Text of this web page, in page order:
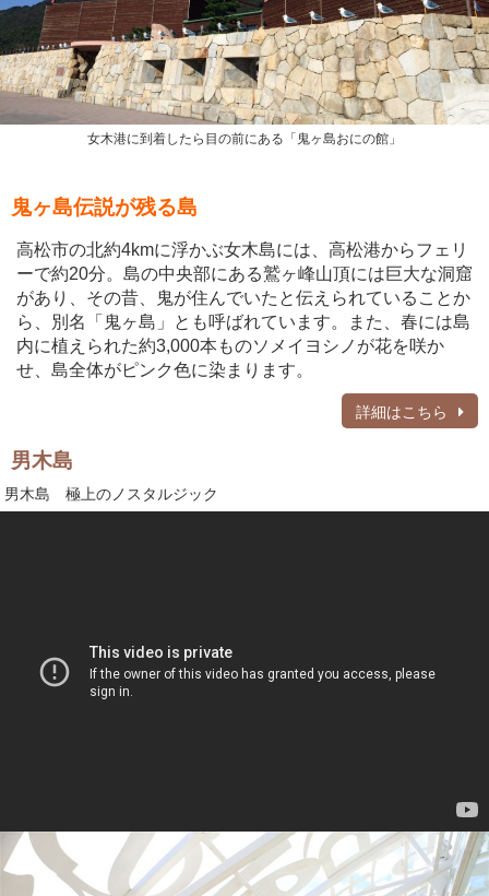
女木港に到着したら目の前にある「鬼ヶ島おにの館」
鬼ヶ島伝説が残る島
高松市の北約4kmに浮かぶ女木島には、高松港からフェリ
ーで約20分。島の中央部にある鷲ヶ峰山頂には巨大な洞窟
があり、その昔、鬼が住んでいたと伝えられていることか
ら、別名「鬼ヶ島」とも呼ばれています。また、春には島
内に植えられた約3,000本ものソメイヨシノが花を咲か
せ、島全体がピンク色に染まります。
詳細はこちら
男木島
男木島 極上のノスタルジック